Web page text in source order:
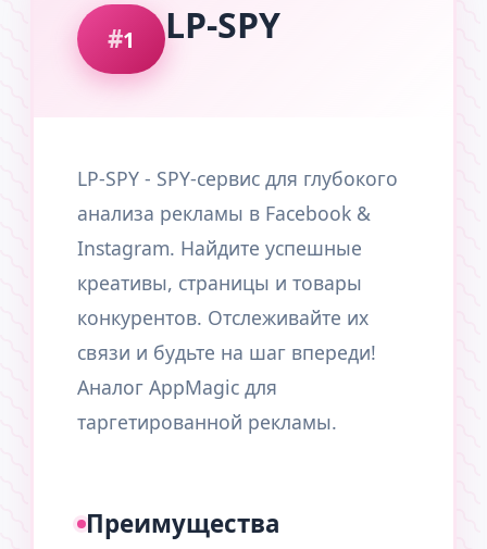
1 LP-SPY
LP-SPY - SPY-сервис для глубокого
анализа рекламы в Facebook &
Instagram. Найдите успешные
креативы, страницы и товары
конкурентов. Отслеживайте их
связи и будьте на шаг впереди!
Аналог AppMagic для
таргетированной рекламы.
Преимущества